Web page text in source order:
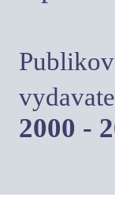
2000 -